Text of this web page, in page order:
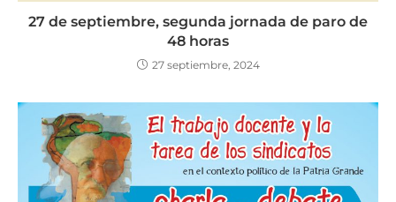
27 de septiembre, segunda jornada de paro de
48 horas
27 septiembre, 2024